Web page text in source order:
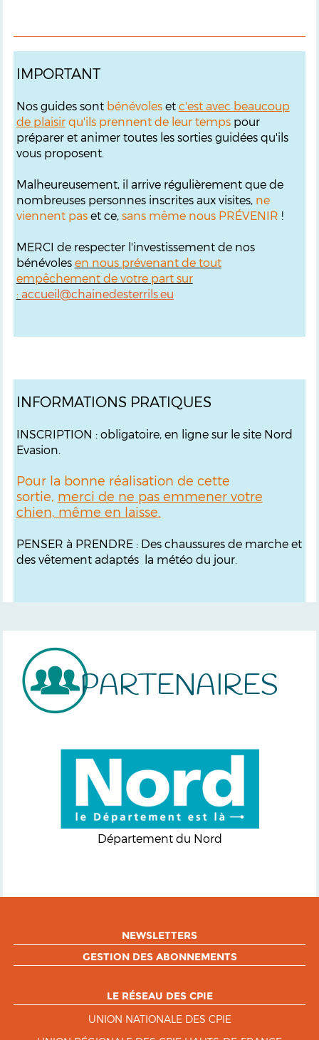
IMPORTANT
Nos guides sont bénévoleset c'est avec beaucoup
de plaisirqu'ils prennent de leur tempspour
préparer et animer toutes les sorties guidées qu'ils
vous proposent.
Malheureusement, il arrive régulièrement que de
nombreuses personnes inscrites aux visites, ne
viennent paset ce, sans même nous PRÉVENIR !
MERCI de respecter l'investissement de nos
bénévoles en nous prévenant de tout
empêchement de votre part sur
: accueil@chainedesterrils.eu
INFORMATIONS PRATIQUES
INSCRIPTION : obligatoire, en ligne sur le site Nord
Evasion.
Pour la bonne réalisation de cette
sortie, merci de ne pas emmener votre
chien, même en laisse.
PENSER à PRENDRE : Des chaussures de marche et
des vêtement adaptés la météo du jour.
PARTENAIRES
Département du Nord
NEWSLETTERS
GESTION DES ABONNEMENTS
LE RÉSEAU DES CPIE
UNION NATIONALE DES CPIE